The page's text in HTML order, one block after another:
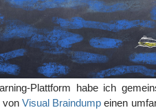
Plattform habe ich
von Visual Braindump einen